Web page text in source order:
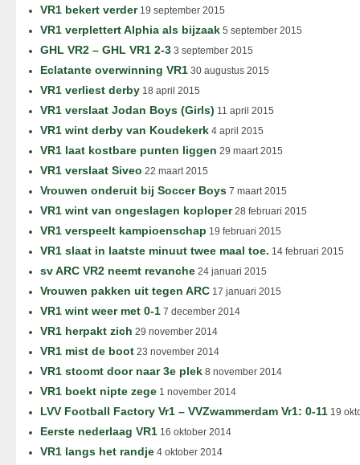
VR1 bekert verder19 september 2015
VR1 verplettert Alphia als bijzaak 5 september 2015
GHL VR2 – GHL VR1 2-3 3 september 2015
Eclatante overwinning VR1 30 augustus 2015
VR1 verliest derby 18 april 2015
VR1 verslaat Jodan Boys (Girls) 11 april 2015
VR1 wint derby van Koudekerk 4 april 2015
VR1 laat kostbare punten liggen 29 maart 2015
VR1 verslaat Siveo 22 maart 2015
Vrouwen onderuit bij Soccer Boys 7 maart 2015
VR1 wint van ongeslagen koploper28 februari 2015
VR1 verspeelt kampioenschap 19 februari 2015
VR1 slaat in laatste minuut twee maal toe. 14 februari 2015
sv ARC VR2 neemt revanche 24 januari 2015
Vrouwen pakken uit tegen ARC 17 januari 2015
VR1 wint weer met 0-1 7 december 2014
VR1 herpakt zich 29 november 2014
VR1 mist de boot 23 november 2014
VR1 stoomt door naar 3e plek 8 november 2014
VR1 boekt nipte zege 1 november 2014
LVV Football Factory Vr1 – VVZwammerdam Vr1: 0-11 19
Eerste nederlaag VR1 16 oktober 2014
VR1 langs het randje 4 oktober 2014